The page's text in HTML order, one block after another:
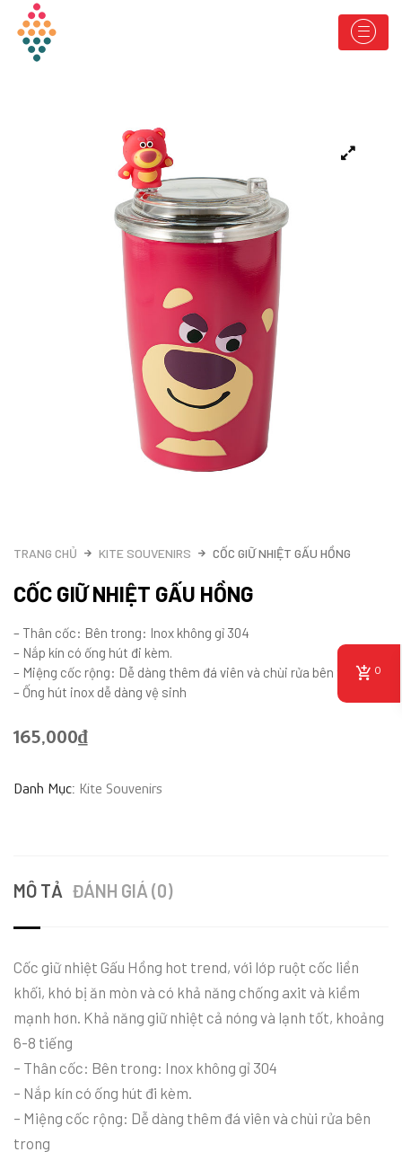
TRANG CHỦ KITE SOUVENIRS CỐC GIỮ NHIỆT GẤU HỒNG
CỐC GIỮ NHIỆT GẤU HỒNG
– Thân cốc: Bên trong: Inox không gỉ 304
– Nắp kín có ống hút đi kèm.
– Miệng cốc rộng: Dễ dàng thêm đá viên và chùi rửa bên trong
– Ống hút inox dễ dàng vệ sinh
165,000₫
Danh Mục: Kite Souvenirs
MÔ TẢ ĐÁNH GIÁ (0)
Cốc giữ nhiệt Gấu Hồng hot trend, với lớp ruột cốc liền
khối, khó bị ăn mòn và có khả năng chống axit và kiềm
mạnh hơn. Khả năng giữ nhiệt cả nóng và lạnh tốt, khoảng
6-8 tiếng
– Thân cốc: Bên trong: Inox không gỉ 304
– Nắp kín có ống hút đi kèm.
– Miệng cốc rộng: Dễ dàng thêm đá viên và chùi rửa bên
trong
0